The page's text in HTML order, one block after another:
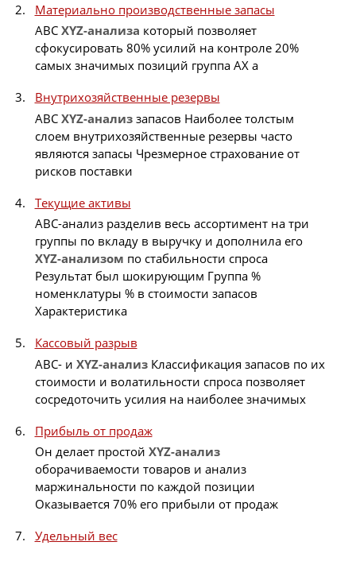
Материально производственные запасы
ABC XYZ-анализа который позволяет
сфокусировать 80% усилий на контроле 20%
самых значимых позиций группа AX а
Внутрихозяйственные резервы
ABC XYZ-анализзапасов Наиболее толстым
слоем внутрихозяйственные резервы часто
являются запасы Чрезмерное страхование от
рисков поставки
Текущие активы
ABC-анализ разделив весь ассортимент на три
группы по вкладу в выручку и дополнила его
XYZ-анализом по стабильности спроса
Результат был шокирующим Группа %
номенклатуры % в стоимости запасов
Характеристика
Кассовый разрыв
ABC- и XYZ-анализКлассификация запасов по их
стоимости и волатильности спроса позволяет
сосредоточить усилия на наиболее значимых
Прибыль от продаж
Он делает простой XYZ-анализ
оборачиваемости товаров и анализ
маржинальности по каждой позиции
Оказывается 70% его прибыли от продаж
Удельный вес